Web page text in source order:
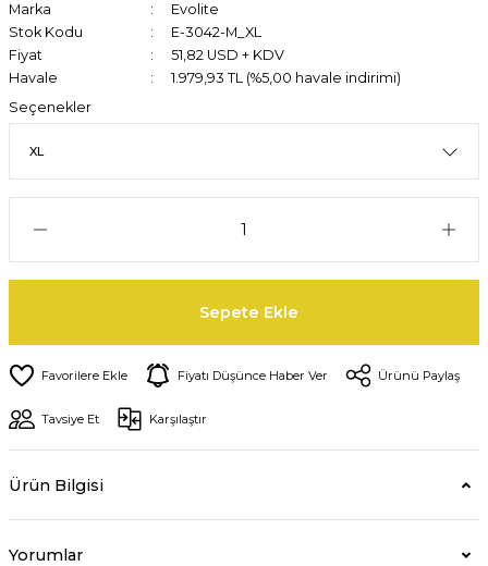
Marka
Evolite
Stok Kodu
E-3042-M_XL
Fiyat
51,82 USD + KDV
Havale
1.979,93 TL (%5,00 havale indirimi)
Seçenekler
Sepete Ekle
Fiyatı Düşünce Haber Ver Ürünü Paylaş
Tavsiye Et Karşılaştır
Ürün Bilgisi
Yorumlar